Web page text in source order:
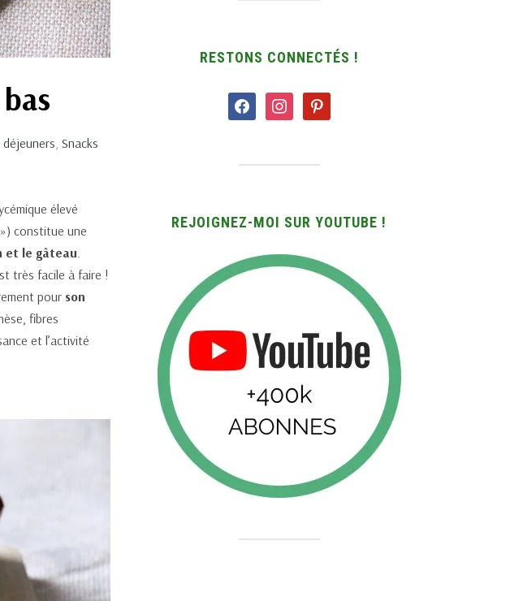
, Snacks
élevé
constitue une
et le gâteau.
très facile à faire !
pour son
fibres
et l’activité
RESTONS CONNECTÉS !
facebookinstagrampinterest
REJOIGNEZ-MOI SUR YOUTUBE !